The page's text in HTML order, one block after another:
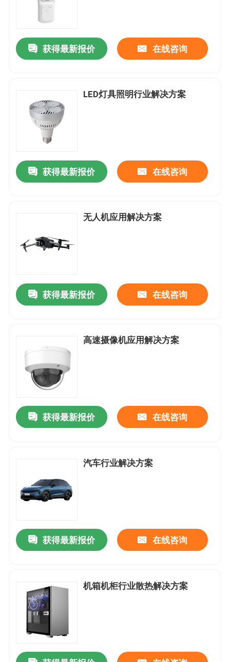
首页
联系我们
应用案例
DC-直流轴流风扇
DC-直流鼓风机
无框架-支架风扇
DC-直流横流风扇
获得最新报价 在线咨询
LED灯具照明行业解决方案
获得最新报价 在线咨询
无人机应用解决方案
获得最新报价 在线咨询
高速摄像机应用解决方案
获得最新报价 在线咨询
汽车行业解决方案
获得最新报价 在线咨询
机箱机柜行业散热解决方案